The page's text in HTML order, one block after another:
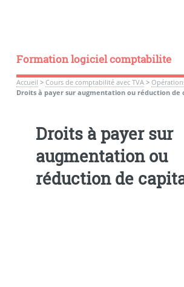
Formation logiciel comptabilite
Accueil > Cours de comptabilité avec TVA>
Droits à payer sur augmentation ou réduction de
Droits à payer sur
augmentation ou
réduction de